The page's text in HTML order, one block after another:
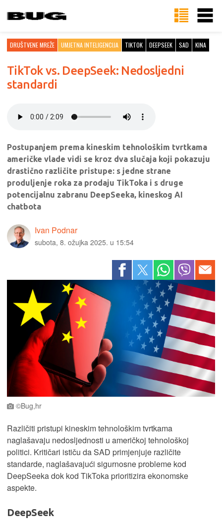
DRUŠTVENE MREŽE UMJETNA INTELIGENCIJA TIKTOK DEEPSEEK SAD KINA
TikTok vs. DeepSeek: Nedosljedni
standardi
Postupanjem prema kineskim tehnološkim tvrtkama
američke vlade vidi se kroz dva slučaja koji pokazuju
drastično različite pristupe: s jedne strane
produljenje roka za prodaju TikToka i s druge
potencijalnu zabranu DeepSeeka, kineskog AI
chatbota
Ivan Podnar
subota, 8. ožujka 2025. u 15:54
©Bug,hr
Različiti pristupi kineskim tehnološkim tvrtkama
naglašavaju nedosljednosti u američkoj tehnološkoj
politici. Kritičari ističu da SAD primjenjuje različite
standarde, naglašavajući sigurnosne probleme kod
DeepSeeka dok kod TikToka prioritizira ekonomske
aspekte.
DeepSeek